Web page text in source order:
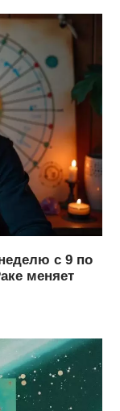
с 9 по
меняет